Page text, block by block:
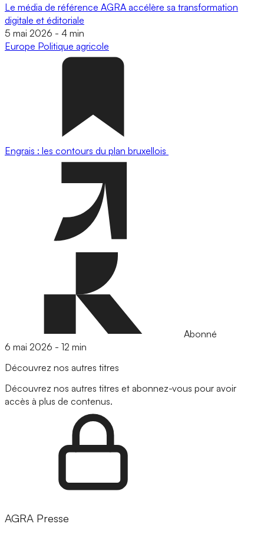
Le média de référence AGRA accélère sa transformation
digitale et éditoriale
5 mai 2026 - 4 min
Europe Politique agricole
Engrais : les contours du plan bruxellois
Abonné
6 mai 2026 - 12 min
Découvrez nos autres titres
Découvrez nos autres titres et abonnez-vous pour avoir
accès à plus de contenus.
AGRA Presse